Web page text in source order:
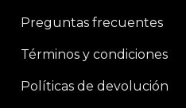
Preguntas frecuentes
Términos y condiciones
Políticas de devolución